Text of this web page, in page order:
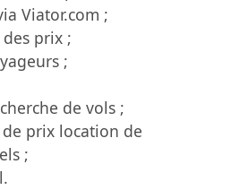
Viator.com ;
prix ;
;
de vols ;
prix location de
;